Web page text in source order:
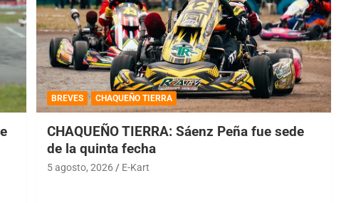
BREVES CHAQUEÑO TIERRA
CHAQUEÑO TIERRA: Sáenz Peña fue sede
de la quinta fecha
5 agosto, 2026 E-Kart